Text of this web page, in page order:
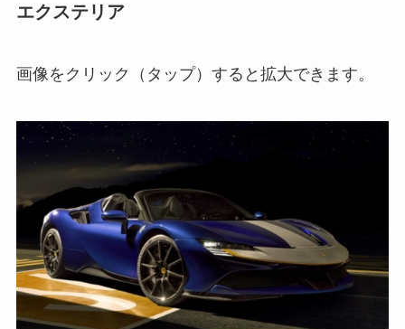
エクステリア
画像をクリック（タップ）すると拡大できます。